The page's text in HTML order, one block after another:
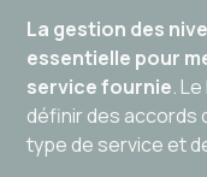
La gestion des
essentielle pour
service fournie.
définir des accords
type de service et